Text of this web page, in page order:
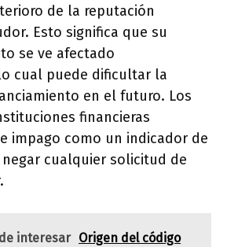
de la reputación
Esto significa que su
se ve afectado
cual puede dificultar la
en el futuro. Los
financieras
impago como un indicador de
cualquier solicitud de
interesar Origen del código